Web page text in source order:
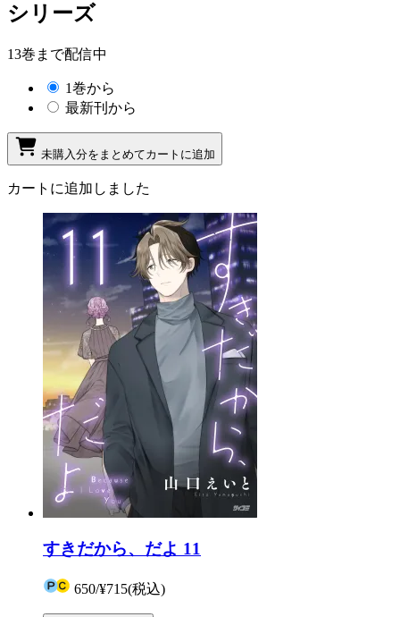
シリーズ
13巻まで配信中
1巻から
最新刊から
未購入分をまとめてカートに追加
カートに追加しました
すきだから、だよ 11
650/¥715(税込)